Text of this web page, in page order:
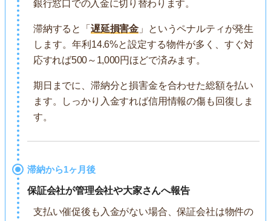
銀行窓口での入金に切り替わります。
滞納すると「 遅延損害金 」というペナルティが発生
します。年利14.6%と設定する物件が多く、すぐ対
応すれば500～1,000円ほどで済みます。
期日までに、滞納分と損害金を合わせた総額を払い
ます。しっかり入金すれば信用情報の傷も回復しま
す。
滞納から1ヶ月後
保証会社が管理会社や大家さんへ報告
支払い催促後も入金がない場合、保証会社は物件の